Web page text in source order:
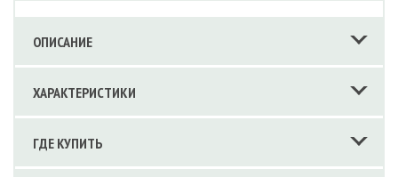
ОПИСАНИЕ
ХАРАКТЕРИСТИКИ
ГДЕ КУПИТЬ